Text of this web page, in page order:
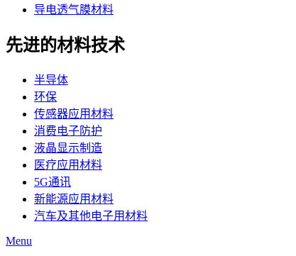
导电透气膜材料
先进的材料技术
半导体
环保
传感器应用材料
消费电子防护
液晶显示制造
医疗应用材料
5G通讯
新能源应用材料
汽车及其他电子用材料
Menu